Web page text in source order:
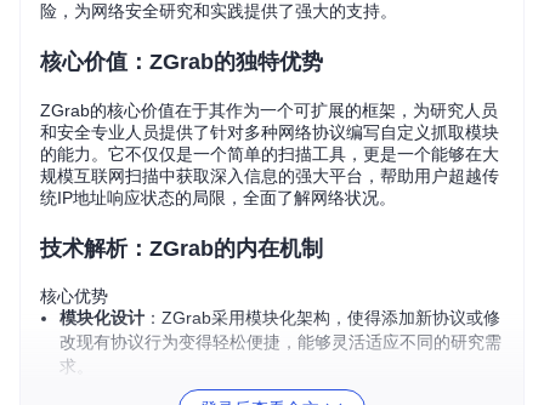
险，为网络安全研究和实践提供了强大的支持。
核心价值：ZGrab的独特优势
ZGrab的核心价值在于其作为一个可扩展的框架，为研究人员
和安全专业人员提供了针对多种网络协议编写自定义抓取模块
的能力。它不仅仅是一个简单的扫描工具，更是一个能够在大
规模互联网扫描中获取深入信息的强大平台，帮助用户超越传
统IP地址响应状态的局限，全面了解网络状况。
技术解析：ZGrab的内在机制
核心优势
模块化设计 ：ZGrab采用模块化架构，使得添加新协议或修
改现有协议行为变得轻松便捷，能够灵活适应不同的研究需
求。
：依托ZMap的底层架构，ZGrab具备处理高并